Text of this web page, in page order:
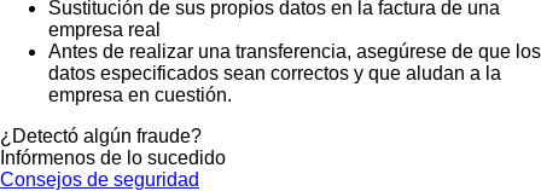
Sustitución de sus propios datos en la factura de una
empresa real
Antes de realizar una transferencia, asegúrese de que los
datos especificados sean correctos y que aludan a la
empresa en cuestión.
¿Detectó algún fraude?
Infórmenos de lo sucedido
Consejos de seguridad